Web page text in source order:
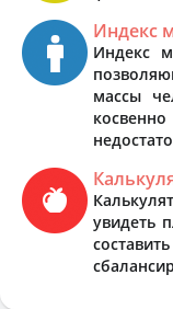
Индекс
Индекс
массы
увидеть